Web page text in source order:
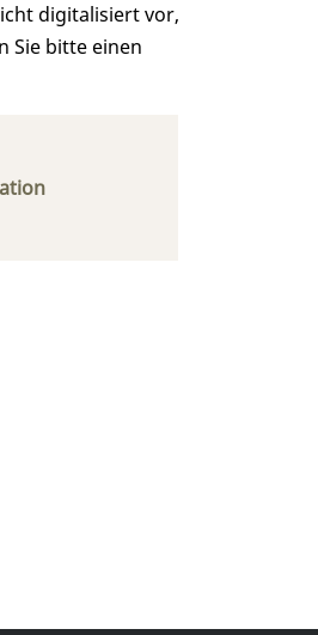
digitalisiert vor,
Sie bitte einen